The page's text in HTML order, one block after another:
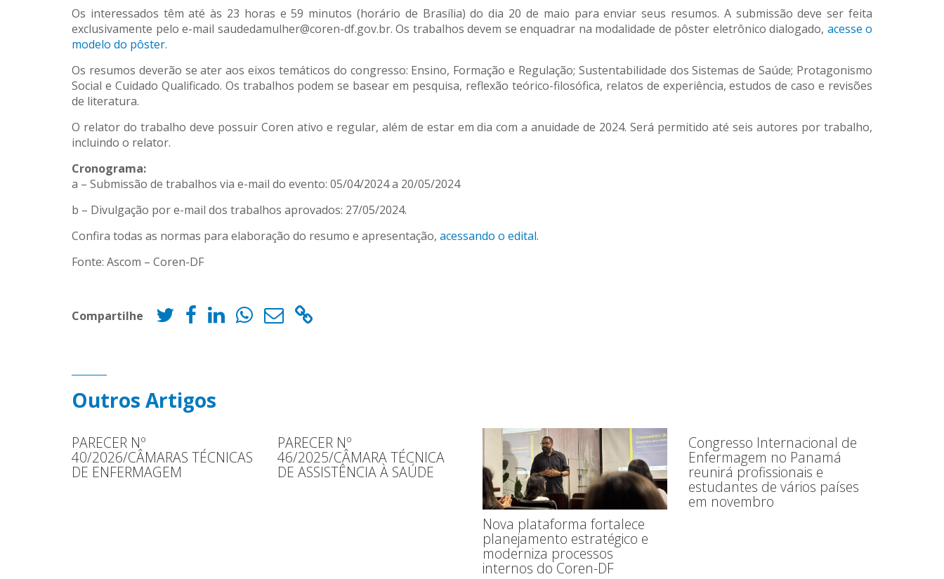
Os interessados têm até às 23 horas e 59 minutos (horário de Brasília) do dia 20 de maio para enviar seus resumos. A submissão deve ser feita
exclusivamente pelo e-mail saudedamulher@coren-df.gov.br. Os trabalhos devem se enquadrar na modalidade de pôster eletrônico dialogado, acesse o
modelo do pôster.
Os resumos deverão se ater aos eixos temáticos do congresso: Ensino, Formação e Regulação; Sustentabilidade dos Sistemas de Saúde; Protagonismo
Social e Cuidado Qualificado. Os trabalhos podem se basear em pesquisa, reflexão teórico-filosófica, relatos de experiência, estudos de caso e revisões
de literatura.
O relator do trabalho deve possuir Coren ativo e regular, além de estar em dia com a anuidade de 2024. Será permitido até seis autores por trabalho,
incluindo o relator.
Cronograma:
a – Submissão de trabalhos via e-mail do evento: 05/04/2024 a 20/05/2024
b – Divulgação por e-mail dos trabalhos aprovados: 27/05/2024.
Confira todas as normas para elaboração do resumo e apresentação, acessando o edital.
Fonte: Ascom – Coren-DF
Compartilhe
Outros Artigos
PARECER Nº
40/2026/CÂMARAS TÉCNICAS
DE ENFERMAGEM
PARECER Nº
46/2025/CÂMARA TÉCNICA
DE ASSISTÊNCIA À SAÚDE
Nova plataforma fortalece
planejamento estratégico e
moderniza processos
internos do Coren-DF
Congresso Internacional de
Enfermagem no Panamá
reunirá profissionais e
estudantes de vários países
em novembro